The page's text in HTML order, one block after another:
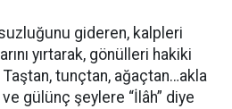
gideren, kalpleri
yırtarak, gönülleri hakiki
tunçtan, ağaçtan…akla
gülünç şeylere “İlâh” diye